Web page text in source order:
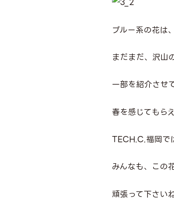
ブルー系の花は
まだまだ、沢山
一部を紹介させ
春を感じてもら
TECH.C.福岡で
みんなも、この
頑張って下さい